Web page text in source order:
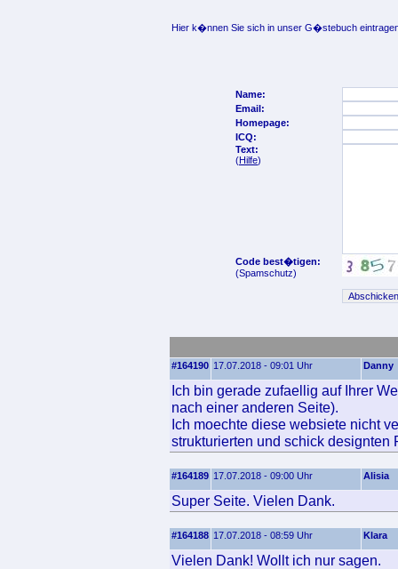
Hier k�nnen Sie sich in unser G�stebuch
Name:
Email:
Homepage:
ICQ:
Text:
(Hilfe)
Code best�tigen:
(Spamschutz)
#164190 17.07.2018 - 09:01 Uhr Danny
Ich bin gerade zufaellig auf Ihrer
nach einer anderen Seite).
Ich moechte diese websiete nicht
strukturierten und schick designten
#164189 17.07.2018 - 09:00 Uhr Alisia
Super Seite. Vielen Dank.
#164188 17.07.2018 - 08:59 Uhr Klara
Vielen Dank! Wollt ich nur sagen.